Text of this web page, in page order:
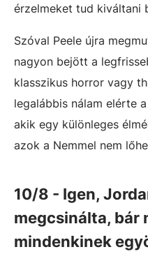
érzelmeket tud kiváltani
Szóval Peele újra
nagyon bejött a
klasszikus horror vagy
legalábbis nálam elérte
akik egy különleges
azok a Nemmel nem
10/8 - Igen,
megcsinálta, bár
mindenkinek